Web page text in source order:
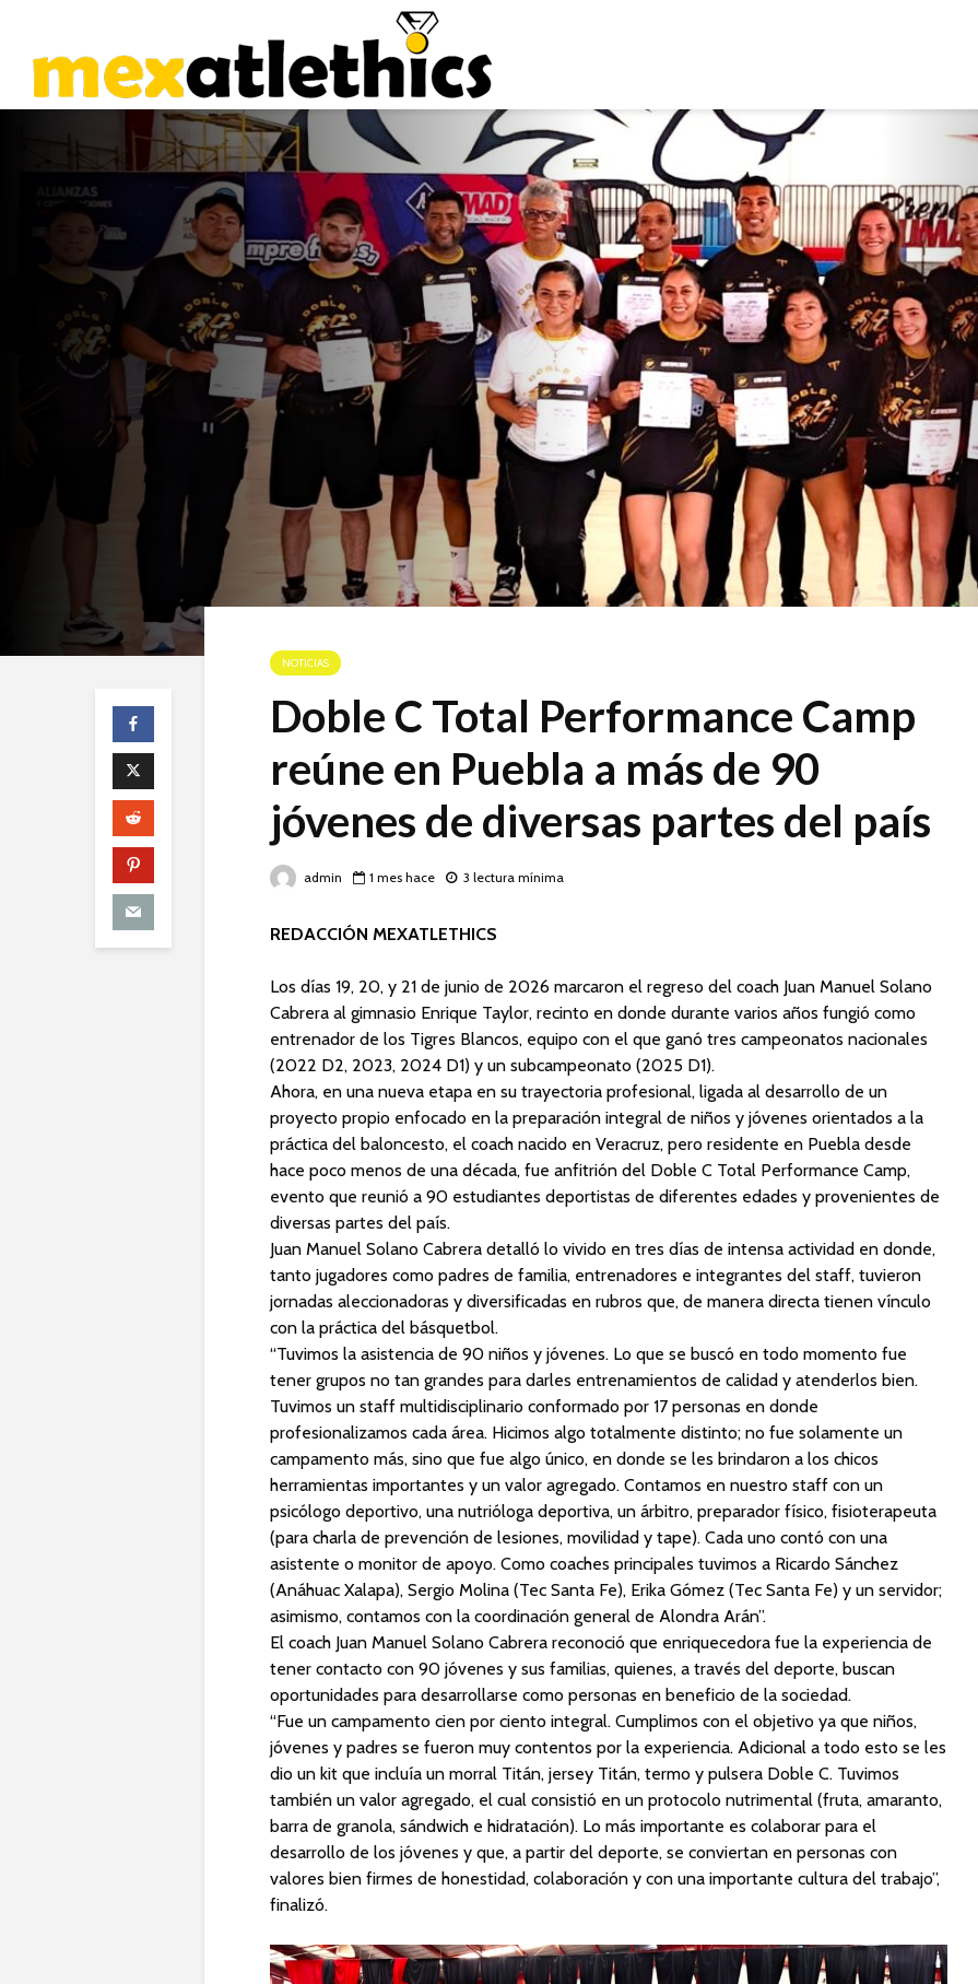
NOTICIAS
Doble C Total Performance Camp
reúne en Puebla a más de 90
jóvenes de diversas partes del país
admin 1 mes hace 3 lectura mínima
REDACCIÓN MEXATLETHICS
Los días 19, 20, y 21 de junio de 2026 marcaron el regreso del coach Juan Manuel Solano
Cabrera al gimnasio Enrique Taylor, recinto en donde durante varios años fungió como
entrenador de los Tigres Blancos, equipo con el que ganó tres campeonatos nacionales
(2022 D2, 2023, 2024 D1) y un subcampeonato (2025 D1).
Ahora, en una nueva etapa en su trayectoria profesional, ligada al desarrollo de un
proyecto propio enfocado en la preparación integral de niños y jóvenes orientados a la
práctica del baloncesto, el coach nacido en Veracruz, pero residente en Puebla desde
hace poco menos de una década, fue anfitrión del Doble C Total Performance Camp,
evento que reunió a 90 estudiantes deportistas de diferentes edades y provenientes de
diversas partes del país.
Juan Manuel Solano Cabrera detalló lo vivido en tres días de intensa actividad en donde,
tanto jugadores como padres de familia, entrenadores e integrantes del staff, tuvieron
jornadas aleccionadoras y diversificadas en rubros que, de manera directa tienen vínculo
con la práctica del básquetbol.
“Tuvimos la asistencia de 90 niños y jóvenes. Lo que se buscó en todo momento fue
tener grupos no tan grandes para darles entrenamientos de calidad y atenderlos bien.
Tuvimos un staff multidisciplinario conformado por 17 personas en donde
profesionalizamos cada área. Hicimos algo totalmente distinto; no fue solamente un
campamento más, sino que fue algo único, en donde se les brindaron a los chicos
herramientas importantes y un valor agregado. Contamos en nuestro staff con un
psicólogo deportivo, una nutrióloga deportiva, un árbitro, preparador físico, fisioterapeuta
(para charla de prevención de lesiones, movilidad y tape). Cada uno contó con una
asistente o monitor de apoyo. Como coaches principales tuvimos a Ricardo Sánchez
(Anáhuac Xalapa), Sergio Molina (Tec Santa Fe), Erika Gómez (Tec Santa Fe) y un servidor;
asimismo, contamos con la coordinación general de Alondra Arán”.
El coach Juan Manuel Solano Cabrera reconoció que enriquecedora fue la experiencia de
tener contacto con 90 jóvenes y sus familias, quienes, a través del deporte, buscan
oportunidades para desarrollarse como personas en beneficio de la sociedad.
“Fue un campamento cien por ciento integral. Cumplimos con el objetivo ya que niños,
jóvenes y padres se fueron muy contentos por la experiencia. Adicional a todo esto se les
dio un kit que incluía un morral Titán, jersey Titán, termo y pulsera Doble C. Tuvimos
también un valor agregado, el cual consistió en un protocolo nutrimental (fruta, amaranto,
barra de granola, sándwich e hidratación). Lo más importante es colaborar para el
desarrollo de los jóvenes y que, a partir del deporte, se conviertan en personas con
valores bien firmes de honestidad, colaboración y con una importante cultura del trabajo”,
finalizó.